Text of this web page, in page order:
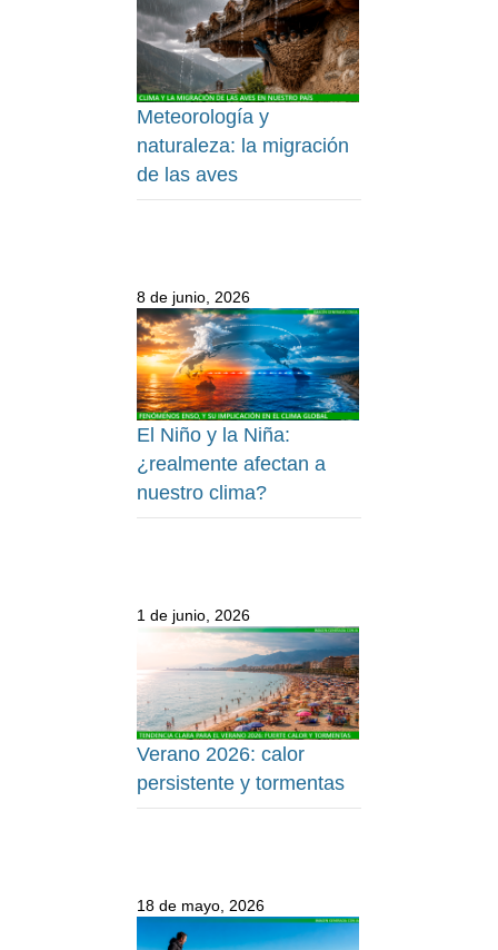
Meteorología y
naturaleza: la migración
de las aves
8 de junio, 2026
El Niño y la Niña:
¿realmente afectan a
nuestro clima?
1 de junio, 2026
Verano 2026: calor
persistente y tormentas
18 de mayo, 2026